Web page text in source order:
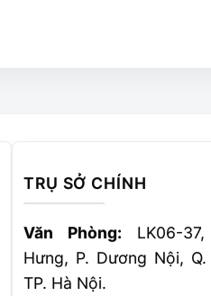
TRỤ SỞ CHÍNH
Văn Phòng: LK06-
Hưng, P. Dương Nội,
TP. Hà Nội.